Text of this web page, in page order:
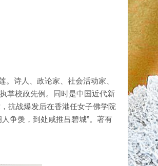
诗人、政论家、社会活动家、
掌校政先例。同时是中国近代新
抗战爆发后在香港任女子佛学院
争羡，到处咸推吕碧城”。著有